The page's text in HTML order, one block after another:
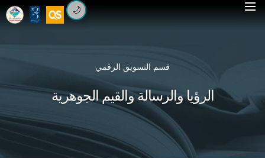
🌙
قسم التسويق الرقمي
الرؤيا والرسالة والقيم الجوهرية